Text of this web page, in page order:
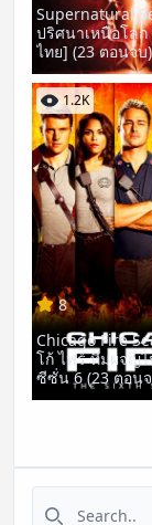
Supernatural
ปริศนาเหนือโล
ไทย] (23 ตอนจบ)
1.2K
8
Chicago Fire
โก้ ไฟร์ ทีมผจญไ
ซีซั่น 6 (23 ตอน
Search for: